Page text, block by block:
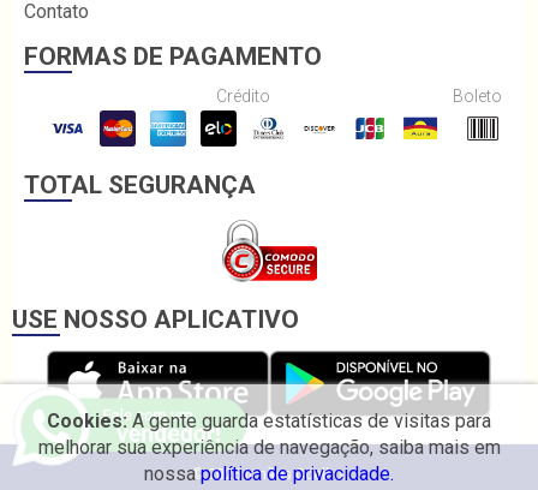
Contato
FORMAS DE PAGAMENTO
Crédito Boleto
TOTAL SEGURANÇA
USE NOSSO APLICATIVO
Cookies:A gente guarda estatísticas de visitas para
melhorar sua experiência de navegação, saiba mais em
nossapolítica de privacidade.
© 2026 Irmãos Coelho.